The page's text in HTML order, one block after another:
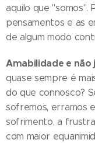
aquilo que "somos".
pensamentos e as
de algum modo
Amabilidade e não
quase sempre é
do que connosco?
sofremos, erramos
sofrimento, a
com maior